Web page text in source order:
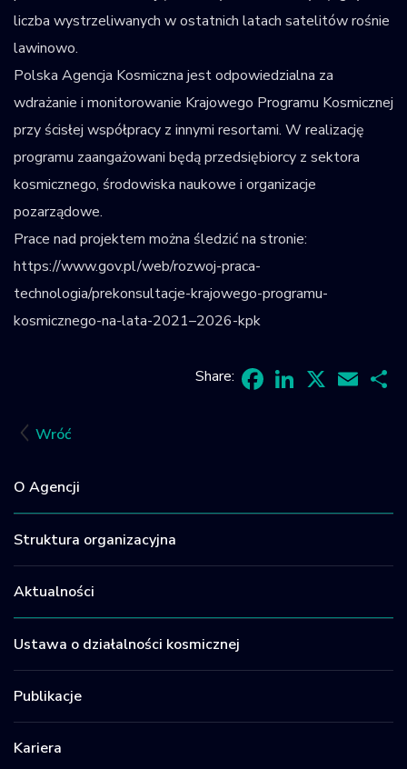
Wróć
O Agencji
Struktura organizacyjna
Aktualności
Ustawa o działalności kosmicznej
Publikacje
Kariera
liczba wystrzeliwanych w ostatnich latach satelitów rośnie
lawinowo.
Polska Agencja Kosmiczna jest odpowiedzialna za
wdrażanie i monitorowanie Krajowego Programu Kosmicznej
przy ścisłej współpracy z innymi resortami. W realizację
programu zaangażowani będą przedsiębiorcy z sektora
kosmicznego, środowiska naukowe i organizacje
pozarządowe.
Prace nad projektem można śledzić na stronie:
https://www.gov.pl/web/rozwoj-praca-
technologia/prekonsultacje-krajowego-programu-
kosmicznego-na-lata-2021–2026-kpk
Share: